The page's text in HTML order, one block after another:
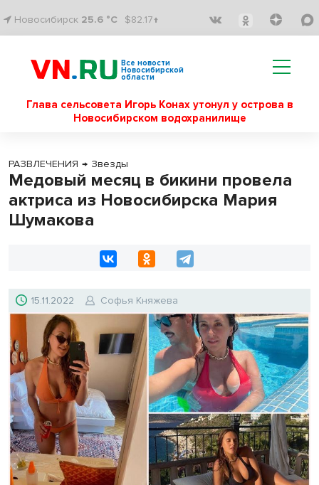
Новосибирск 25.6 °C $82.17↑
Все новости
Новосибирской
области
Глава сельсовета Игорь Конах утонул у острова в
Новосибирском водохранилище
РАЗВЛЕЧЕНИЯ → Звезды
Медовый месяц в бикини провела
актриса из Новосибирска Мария
Шумакова
15.11.2022 Софья Княжева